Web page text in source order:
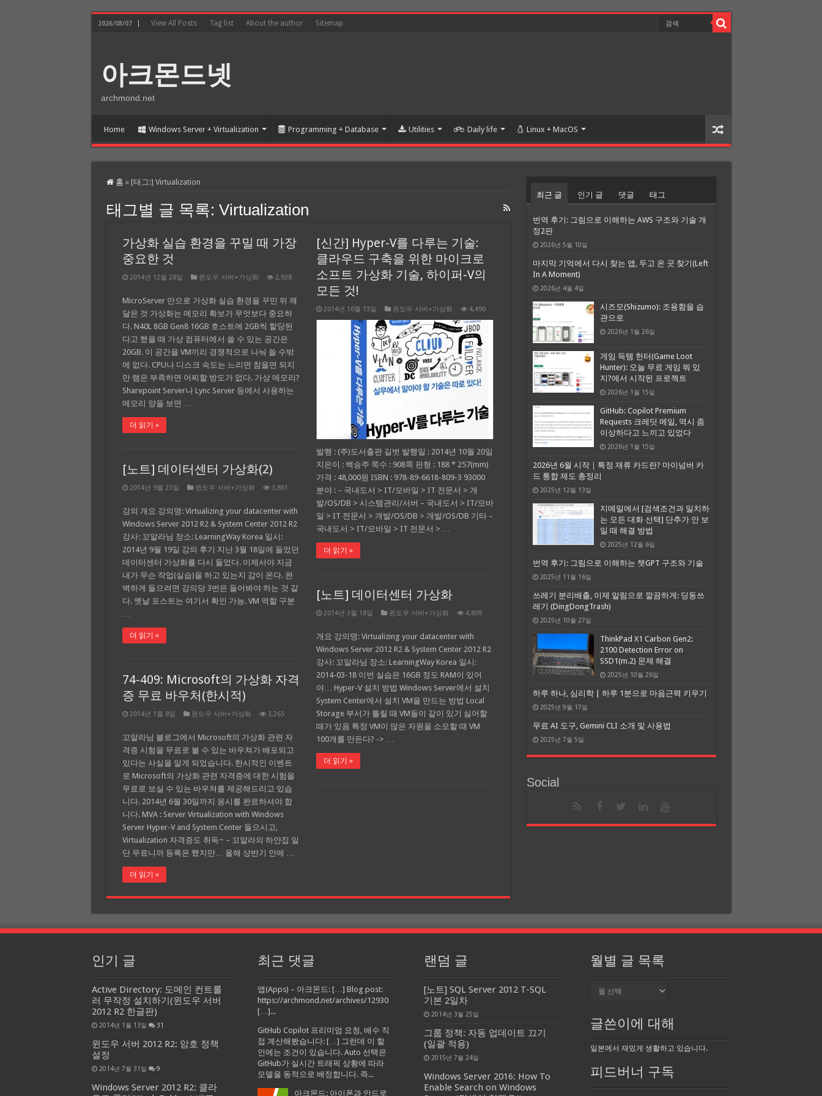
2026/08/07 View All Posts Tag list About the author Sitemap
아크몬드넷
archmond.net
Home Windows Server + Virtualization Programming + Database Utilities Daily life Linux + MacOS
홈 » [태그:] Virtualization
태그별 글 목록: Virtualization
가상화 실습 환경을 꾸밀 때 가장
중요한 것
2014년 12월 28일 윈도우 서버+가상화 2,938
MicroServer 만으로 가상화 실습 환경을 꾸민 뒤 깨
달은 것 가상화는 메모리 확보가 무엇보다 중요하
다. N40L 8GB Gen8 16GB 호스트에 2GB씩 할당된
다고 했을 때 가상 컴퓨터에서 쓸 수 있는 공간은
20GB. 이 공간을 VM끼리 경쟁적으로 나눠 쓸 수밖
에 없다. CPU나 디스크 속도는 느리면 참을면 되지
만 램은 부족하면 어찌할 방도가 없다. 가상 메모리?
Sharepoint Server나 Lync Server 등에서 사용하는
메모리 양을 보면 …
더 읽기 »
[신간] Hyper-V를 다루는 기술:
클라우드 구축을 위한 마이크로
소프트 가상화 기술, 하이퍼-V의
모든 것!
2014년 10월 13일 윈도우 서버+가상화 4,490
발행 : (주)도서출판 길벗 발행일 : 2014년 10월 20일
지은이 : 백승주 쪽수 : 908쪽 판형 : 188 * 257(mm)
가격 : 48,000원 ISBN : 978-89-6618-809-3 93000
분야 : – 국내도서 > IT/모바일 > IT 전문서 > 개
발/OS/DB > 시스템관리/서버 – 국내도서 > IT/모바
일 > IT 전문서 > 개발/OS/DB > 개발/OS/DB 기타 –
국내도서 > IT/모바일 > IT 전문서 > …
더 읽기 »
[노트] 데이터센터 가상화(2)
2014년 9월 23일 윈도우 서버+가상화 3,861
강의 개요 강의명: Virtualizing your datacenter with
Windows Server 2012 R2 & System Center 2012 R2
강사: 꼬알라님 장소: LearningWay Korea 일시:
2014년 9월 19일 강의 후기 지난 3월 18일에 들었던
데이터센터 가상화를 다시 들었다. 이제서야 지금
내가 무슨 작업(실습)을 하고 있는지 감이 온다. 완
벽하게 들으려면 강의당 3번은 들어봐야 하는 것 같
다. 옛날 포스트는 여기서 확인 가능. VM 역할 구분
…
더 읽기 »
[노트] 데이터센터 가상화
2014년 3월 18일 윈도우 서버+가상화 4,809
개요 강의명: Virtualizing your datacenter with
Windows Server 2012 R2 & System Center 2012 R2
강사: 꼬알라님 장소: LearningWay Korea 일시:
2014-03-18 이번 실습은 16GB 정도 RAM이 있어
야… Hyper-V 설치 방법 Windows Server에서 설치
System Center에서 설치 VM을 만드는 방법 Local
Storage 부서가 틀릴 때 VM들이 같이 있기 싫어할
때가 있음 특정 VM이 많은 자원을 소모할 때 VM
100개를 만든다? -> …
더 읽기 »
74-409: Microsoft의 가상화 자격
증 무료 바우처(한시적)
2014년 1월 8일 윈도우 서버+가상화 3,265
꼬알라님 블로그에서 Microsoft의 가상화 관련 자
격증 시험을 무료로 볼 수 있는 바우쳐가 배포되고
있다는 사실을 알게 되었습니다. 한시적인 이벤트
로 Microsoft의 가상화 관련 자격증에 대한 시험을
무료로 보실 수 있는 바우쳐를 제공해드리고 있습
니다. 2014년 6월 30일까지 응시를 완료하셔야 합
니다. MVA : Server Virtualization with Windows
Server Hyper-V and System Center 들으시고,
Virtualization 자격증도 취득~ – 꼬알라의 하얀집 일
단 무료니까 등록은 했지만… 올해 상반기 안에 …
더 읽기 »
최근 글 인기 글 댓글 태그
번역 후기: 그림으로 이해하는 AWS 구조와 기술 개
정2판
2026년 5월 10일
마지막 기억에서 다시 찾는 앱, 두고 온 곳 찾기(Left
In A Moment)
2026년 4월 4일
시즈모(Shizumo): 조용함을 습
관으로
2026년 1월 26일
게임 득템 헌터(Game Loot
Hunter): 오늘 무료 게임 뭐 있
지?에서 시작된 프로젝트
2026년 1월 15일
GitHub: Copilot Premium
Requests 크레딧 메일, 역시 좀
이상하다고 느끼고 있었다
2026년 1월 15일
2026년 6월 시작｜특정 재류 카드란? 마이넘버 카
드 통합 제도 총정리
2025년 12월 13일
지메일에서 [검색조건과 일치하
는 모든 대화 선택] 단추가 안 보
일 때 해결 방법
2025년 12월 6일
번역 후기: 그림으로 이해하는 챗GPT 구조와 기술
2025년 11월 16일
쓰레기 분리배출, 이제 알림으로 깔끔하게: 딩동쓰
레기 (DingDongTrash)
2025년 10월 27일
ThinkPad X1 Carbon Gen2:
2100 Detection Error on
SSD1(m.2) 문제 해결
2025년 10월 26일
하루 하나, 심리학 | 하루 1분으로 마음근력 키우기
2025년 9월 17일
무료 AI 도구, Gemini CLI 소개 및 사용법
2025년 7월 5일
Social
인기 글
Active Directory: 도메인 컨트롤
러 무작정 설치하기(윈도우 서버
2012 R2 한글판)
2014년 1월 13일 31
윈도우 서버 2012 R2: 암호 정책
설정
2014년 7월 31일 9
Windows Server 2012 R2: 클라
최근 댓글
앱(Apps) – 아크몬드: […] Blog post:
https://archmond.net/archives/12930
[…]...
GitHub Copilot 프리미엄 요청, 배수 직
접 계산해봤습니다: […] 그런데 이 할
인에는 조건이 있습니다. Auto 선택은
GitHub가 실시간 트래픽 상황에 따라
모델을 동적으로 배정합니다. 즉...
아크몬드: 아이폰과 안드로
랜덤 글
[노트] SQL Server 2012 T-SQL
기본 2일차
2014년 3월 25일
그룹 정책: 자동 업데이트 끄기
(일괄 적용)
2015년 7월 24일
Windows Server 2016: How To
Enable Search on Windows
월별 글 목록
목
록
글쓴이에 대해
일본에서 재밌게 생활하고 있습니다.
피드버너 구독